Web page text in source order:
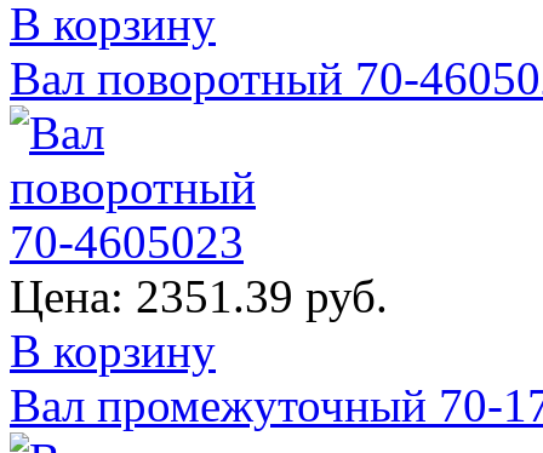
В корзину
Вал поворотный 70-
Цена: 2351.39 руб.
В корзину
Вал промежуточный 70-